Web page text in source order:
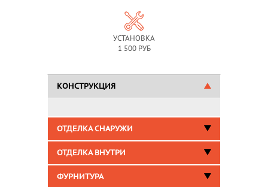
УСТАНОВКА
1 500 РУБ
КОНСТРУКЦИЯ
ОТДЕЛКА СНАРУЖИ
ОТДЕЛКА ВНУТРИ
ФУРНИТУРА